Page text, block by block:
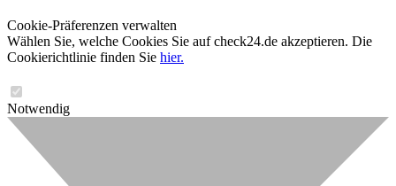
Cookie-Präferenzen verwalten
Wählen Sie, welche Cookies Sie auf check24.de akzeptieren. Die
Cookierichtlinie finden Sie hier.
Notwendig